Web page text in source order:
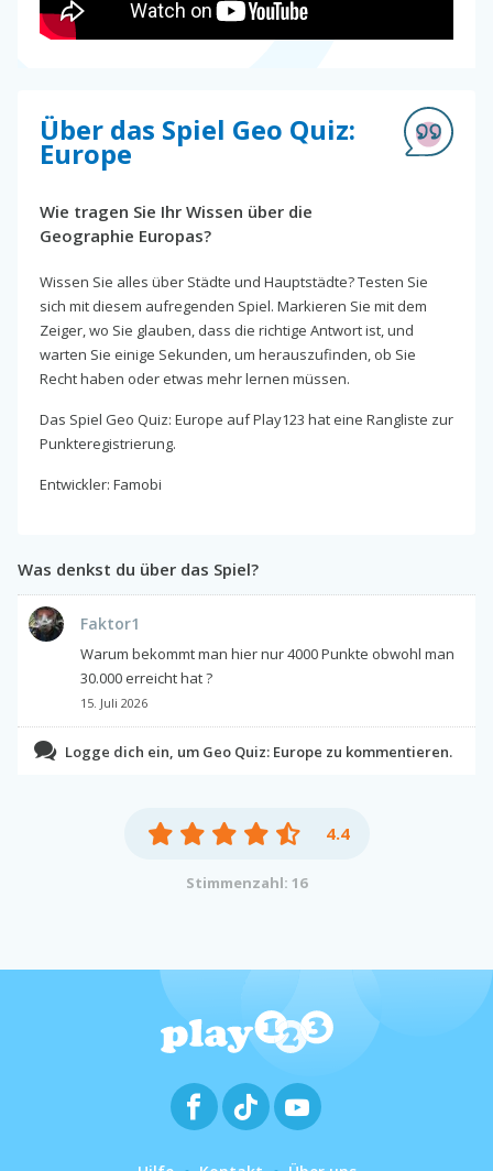
Über das Spiel Geo Quiz:
Europe
Wie tragen Sie Ihr Wissen über die
Geographie Europas?
Wissen Sie alles über Städte und Hauptstädte? Testen Sie
sich mit diesem aufregenden Spiel. Markieren Sie mit dem
Zeiger, wo Sie glauben, dass die richtige Antwort ist, und
warten Sie einige Sekunden, um herauszufinden, ob Sie
Recht haben oder etwas mehr lernen müssen.
Das Spiel Geo Quiz: Europe auf Play123 hat eine Rangliste zur
Punkteregistrierung.
Entwickler: Famobi
Was denkst du über das Spiel?
Faktor1
Warum bekommt man hier nur 4000 Punkte obwohl man
30.000 erreicht hat ?
15. Juli 2026
Logge dich ein, um Geo Quiz: Europe zu kommentieren.
4.4
Stimmenzahl: 16